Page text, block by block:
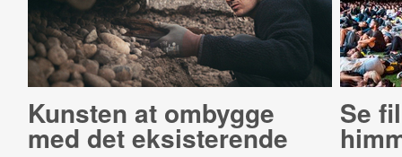
Kunsten at ombygge
med det eksisterende
Se